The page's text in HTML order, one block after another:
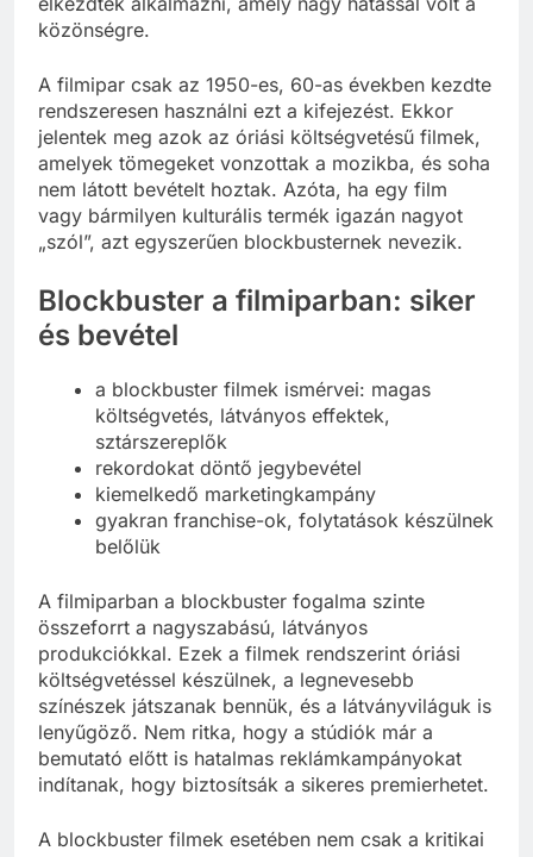
közönségre.
A filmipar csak az 1950-es, 60-as években kezdte
rendszeresen használni ezt a kifejezést. Ekkor
jelentek meg azok az óriási költségvetésű filmek,
amelyek tömegeket vonzottak a mozikba, és soha
nem látott bevételt hoztak. Azóta, ha egy film
vagy bármilyen kulturális termék igazán nagyot
„szól”, azt egyszerűen blockbusternek nevezik.
Blockbuster a filmiparban: siker
és bevétel
a blockbuster filmek ismérvei: magas
költségvetés, látványos effektek,
sztárszereplők
rekordokat döntő jegybevétel
kiemelkedő marketingkampány
gyakran franchise-ok, folytatások készülnek
belőlük
A filmiparban a blockbuster fogalma szinte
összeforrt a nagyszabású, látványos
produkciókkal. Ezek a filmek rendszerint óriási
költségvetéssel készülnek, a legnevesebb
színészek játszanak bennük, és a látványviláguk is
lenyűgöző. Nem ritka, hogy a stúdiók már a
bemutató előtt is hatalmas reklámkampányokat
indítanak, hogy biztosítsák a sikeres premierhetet.
A blockbuster filmek esetében nem csak a kritikai